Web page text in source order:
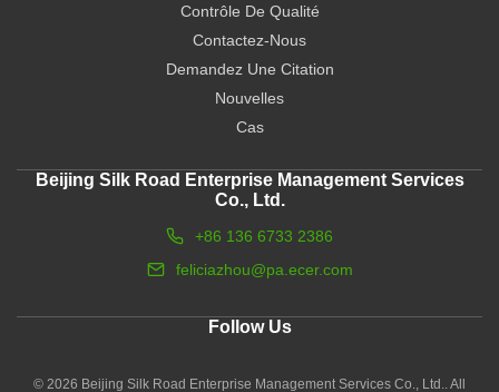
Contrôle De Qualité
Contactez-Nous
Demandez Une Citation
Nouvelles
Cas
Beijing Silk Road Enterprise Management Services
Co., Ltd.
+86 136 6733 2386
feliciazhou@pa.ecer.com
Follow Us
© 2026 Beijing Silk Road Enterprise Management Services Co., Ltd.. All